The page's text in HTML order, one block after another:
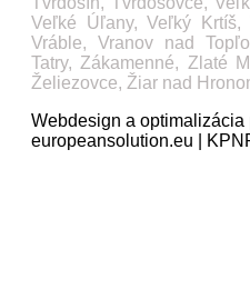
Veľké Úľany, Veľký Krtíš,
Vráble, Vranov nad
Tatry, Zákamenné, Zlaté
Želiezovce, Žiar nad
Webdesign a optimalizácia
europeansolution.eu |